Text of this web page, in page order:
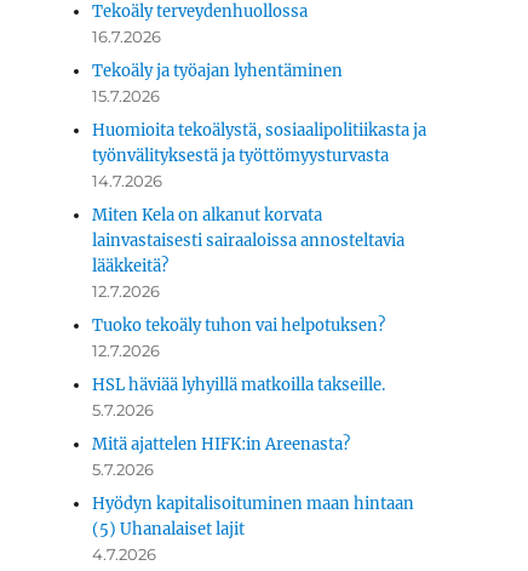
Tekoäly terveydenhuollossa
16.7.2026
Tekoäly ja työajan lyhentäminen
15.7.2026
Huomioita tekoälystä, sosiaalipolitiikasta ja
työnvälityksestä ja työttömyysturvasta
14.7.2026
Miten Kela on alkanut korvata
lainvastaisesti sairaaloissa annosteltavia
lääkkeitä?
12.7.2026
Tuoko tekoäly tuhon vai helpotuksen?
12.7.2026
HSL häviää lyhyillä matkoilla takseille.
5.7.2026
Mitä ajattelen HIFK:in Areenasta?
5.7.2026
Hyödyn kapitalisoituminen maan hintaan
(5) Uhanalaiset lajit
4.7.2026